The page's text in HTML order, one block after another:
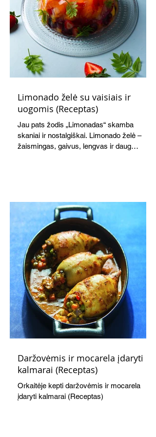
Limonado želė su vaisiais ir
uogomis (Receptas)
Jau pats žodis „Limonadas“ skamba
skaniai ir nostalgiškai. Limonado želė –
žaismingas, gaivus, lengvas ir daug
Daržovėmis ir mocarela įdaryti
kalmarai (Receptas)
Orkaitėje kepti daržovėmis ir mocarela
įdaryti kalmarai (Receptas)